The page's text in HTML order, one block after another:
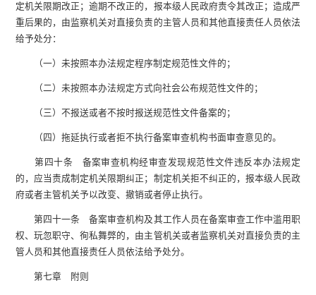
定机关限期改正；逾期不改正的，报本级人民政府责令其改正；造成严
重后果的，由监察机关对直接负责的主管人员和其他直接责任人员依法
给予处分：
（一）未按照本办法规定程序制定规范性文件的；
（二）未按照本办法规定方式向社会公布规范性文件的；
（三）不报送或者不按时报送规范性文件备案的；
（四）拖延执行或者拒不执行备案审查机构书面审查意见的。
第四十条 备案审查机构经审查发现规范性文件违反本办法规定
的，应当责成制定机关限期纠正；制定机关拒不纠正的，报本级人民政
府或者主管机关予以改变、撤销或者停止执行。
第四十一条 备案审查机构及其工作人员在备案审查工作中滥用职
权、玩忽职守、徇私舞弊的，由主管机关或者监察机关对直接负责的主
管人员和其他直接责任人员依法给予处分。
第七章 附则